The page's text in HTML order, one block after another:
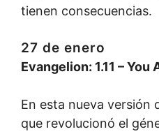
tienen consecuencias.
27 de enero
Evangelion: 1.11 – You
En esta nueva versión
que revolucionó el